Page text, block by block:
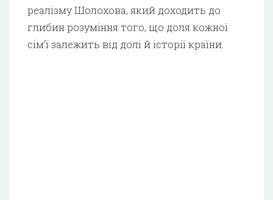
реалізму Шолохова, який доходить до
глибин розуміння того, що доля кожної
сім’ї залежить від долі й історії країни.